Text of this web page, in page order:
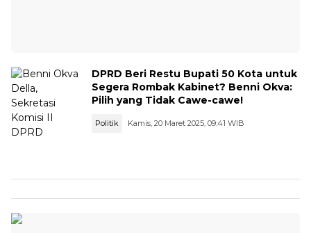
DPRD Beri Restu Bupati 50 Kota untuk
Segera Rombak Kabinet? Benni Okva:
Pilih yang Tidak Cawe-cawe!
Politik Kamis, 20 Maret 2025, 09:41 WIB